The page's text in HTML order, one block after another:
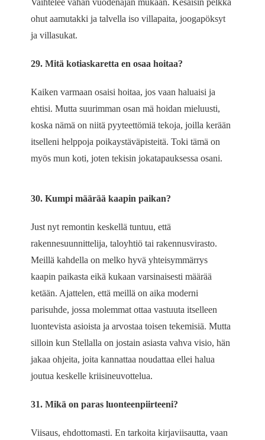
ohut aamutakki ja talvella iso villapaita, joogapöksyt
ja villasukat.
29. Mitä kotiaskaretta en osaa hoitaa?
Kaiken varmaan osaisi hoitaa, jos vaan haluaisi ja
ehtisi. Mutta suurimman osan mä hoidan mieluusti,
koska nämä on niitä pyyteettömiä tekoja, joilla kerään
itselleni helppoja poikaystäväpisteitä. Toki tämä on
myös mun koti, joten tekisin jokatapauksessa osani.
30. Kumpi määrää kaapin paikan?
Just nyt remontin keskellä tuntuu, että
rakennesuunnittelija, taloyhtiö tai rakennusvirasto.
Meillä kahdella on melko hyvä yhteisymmärrys
kaapin paikasta eikä kukaan varsinaisesti määrää
ketään. Ajattelen, että meillä on aika moderni
parisuhde, jossa molemmat ottaa vastuuta itselleen
luontevista asioista ja arvostaa toisen tekemisiä. Mutta
silloin kun Stellalla on jostain asiasta vahva visio, hän
jakaa ohjeita, joita kannattaa noudattaa ellei halua
joutua keskelle kriisineuvottelua.
31. Mikä on paras luonteenpiirteeni?
Viisaus, ehdottomasti. En tarkoita kirjaviisautta, vaan